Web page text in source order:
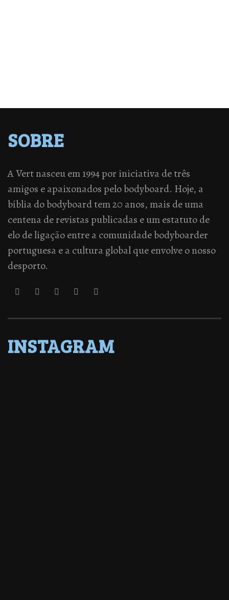
SOBRE
A Vert nasceu em 1994 por iniciativa de três
amigos e apaixonados pelo bodyboard. Hoje, a
bíblia do bodyboard tem 20 anos, mais de uma
centena de revistas publicadas e um estatuto de
elo de ligação entre a comunidade bodyboarder
portuguesa e a cultura global que envolve o nosso
desporto.
INSTAGRAM